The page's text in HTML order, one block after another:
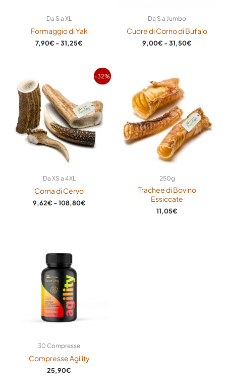
Da S a XL
Formaggio di Yak
7,90€ -31,25€
Da S a Jumbo
Cuore di Corno di Bufalo
9,00€ -31,50€
-32%
Da XS a 4XL
Corna di Cervo
9,62€ -108,80€
Fascia
9,62€
a
108,80€
250g
Trachee di Bovino
Essiccate
11,05€
30 Compresse
Compresse Agility
25,90€